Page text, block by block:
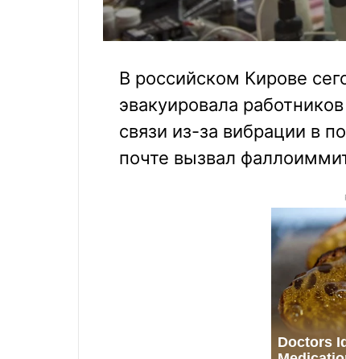
В российском Кирове
эвакуировала
связи из-за вибрации в
почте вызвал